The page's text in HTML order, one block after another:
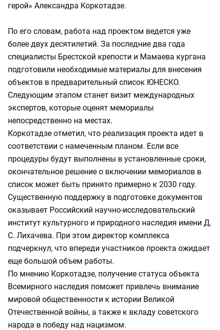
герой» Александра Коркотадзе.
По его словам, работа над проектом ведется уже
более двух десятилетий. За последние два года
специалисты Брестской крепости и Мамаева кургана
подготовили необходимые материалы для внесения
объектов в предварительный список ЮНЕСКО.
Следующим этапом станет визит международных
экспертов, которые оценят мемориалы
непосредственно на местах.
Коркотадзе отметил, что реализация проекта идет в
соответствии с намеченным планом. Если все
процедуры будут выполнены в установленные сроки,
окончательное решение о включении мемориалов в
список может быть принято примерно к 2030 году.
Существенную поддержку в подготовке документов
оказывает Российский научно-исследовательский
институт культурного и природного наследия имени Д.
С. Лихачева. При этом директор комплекса
подчеркнул, что впереди участников проекта ожидает
еще большой объем работы.
По мнению Коркотадзе, получение статуса объекта
Всемирного наследия поможет привлечь внимание
мировой общественности к истории Великой
Отечественной войны, а также к вкладу советского
народа в победу над нацизмом.